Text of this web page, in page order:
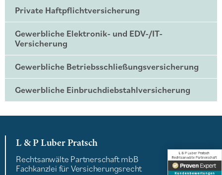
Private Haftpflichtversicherung
Gewerbliche Elektronik- und EDV-/IT-
Versicherung
Gewerbliche Betriebsschließungsversicherung
Gewerbliche Einbruchdiebstahlversicherung
L & P Luber Pratsch
Rechtsanwälte Partnerschaft mbB
Fachkanzlei für Versicherungsrecht